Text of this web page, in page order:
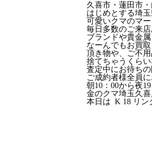
久喜市・蓮田市
はじめとする埼
可愛いクマのマ
毎日多数のご来店
ブランドや貴金
なーんでもお買
頂き物や、ご不
捨てちゃうくら
査定中にお待ち
ご成約者様全員
朝10：00から夜
金のクマ埼玉久
本日は K 18 リン